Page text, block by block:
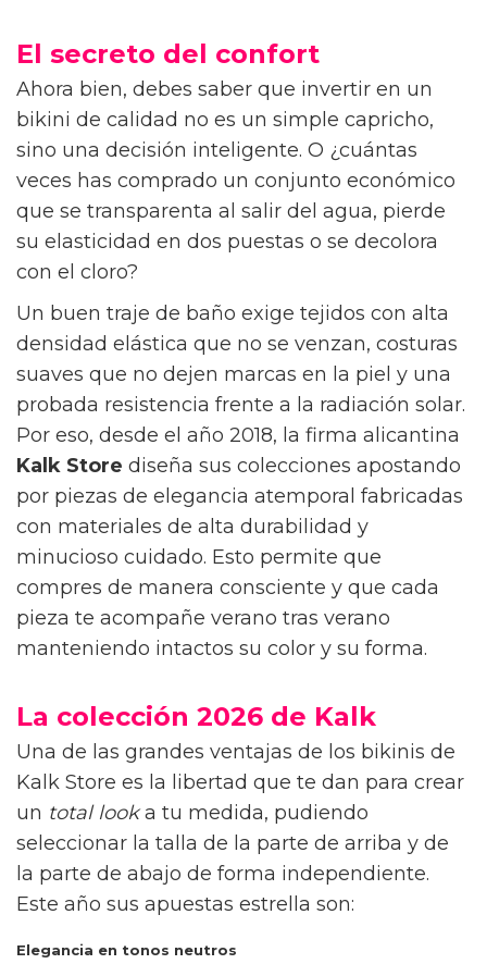
El secreto del confort
Ahora bien, debes saber que invertir en un
bikini de calidad no es un simple capricho,
sino una decisión inteligente. O ¿cuántas
veces has comprado un conjunto económico
que se transparenta al salir del agua, pierde
su elasticidad en dos puestas o se decolora
con el cloro?
Un buen traje de baño exige tejidos con alta
densidad elástica que no se venzan, costuras
suaves que no dejen marcas en la piel y una
probada resistencia frente a la radiación solar.
Por eso, desde el año 2018, la firma alicantina
Kalk Store diseña sus colecciones apostando
por piezas de elegancia atemporal fabricadas
con materiales de alta durabilidad y
minucioso cuidado. Esto permite que
compres de manera consciente y que cada
pieza te acompañe verano tras verano
manteniendo intactos su color y su forma.
La colección 2026 de Kalk
Una de las grandes ventajas de los bikinis de
Kalk Store es la libertad que te dan para crear
un total looka tu medida, pudiendo
seleccionar la talla de la parte de arriba y de
la parte de abajo de forma independiente.
Este año sus apuestas estrella son:
Elegancia en tonos neutros